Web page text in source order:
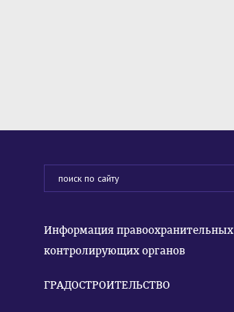
Информация правоохранительных
контролирующих органов
ГРАДОСТРОИТЕЛЬСТВО